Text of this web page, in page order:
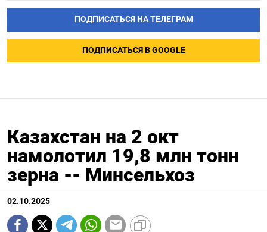
ПОДПИСАТЬСЯ НА ТЕЛЕГРАМ
ПОДПИСАТЬСЯ В GOOGLE
Казахстан на 2 окт
намолотил 19,8 млн тонн
зерна -- Минсельхоз
02.10.2025